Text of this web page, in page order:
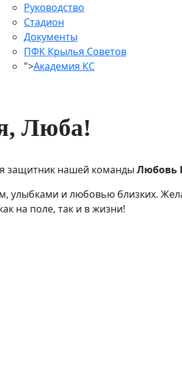
Руководство
Стадион
Документы
ПФК Крылья Советов
">Академия КС
Люба!
защитник нашей команды Любовь
улыбками и любовью близких.
на поле, так и в жизни!